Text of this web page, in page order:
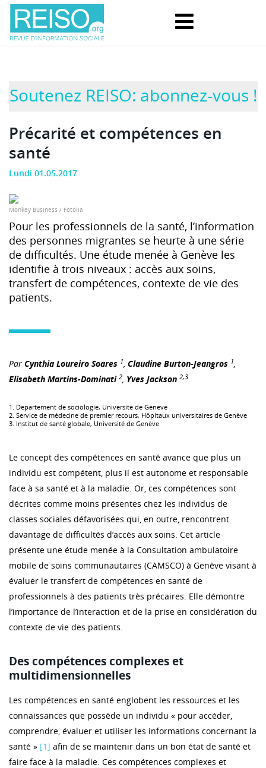
Soutenez REISO: abonnez-vous !
Précarité et compétences en
santé
Lundi 01.05.2017
Monkey Business / Fotolia
Pour les professionnels de la santé, l’information
des personnes migrantes se heurte à une série
de difficultés. Une étude menée à Genève les
identifie à trois niveaux : accès aux soins,
transfert de compétences, contexte de vie des
patients.
Par Cynthia Loureiro Soares 1, Claudine Burton-Jeangros 1,
Elisabeth Martins-Dominati 2, Yves Jackson 2,3
1. Département de sociologie, Université de Genève
2. Service de médecine de premier recours, Hôpitaux universitaires de Genève
3. Institut de santé globale, Université de Genève
Le concept des compétences en santé avance que plus un
individu est compétent, plus il est autonome et responsable
face à sa santé et à la maladie. Or, ces compétences sont
décrites comme moins présentes chez les individus de
classes sociales défavorisées qui, en outre, rencontrent
davantage de difficultés d’accès aux soins. Cet article
présente une étude menée à la Consultation ambulatoire
mobile de soins communautaires (CAMSCO) à Genève visant à
évaluer le transfert de compétences en santé de
professionnels à des patients très précaires. Elle démontre
l’importance de l’interaction et de la prise en considération du
contexte de vie des patients.
Des compétences complexes et
multidimensionnelles
Les compétences en santé englobent les ressources et les
connaissances que possède un individu « pour accéder,
comprendre, évaluer et utiliser les informations concernant la
santé » [1] afin de se maintenir dans un bon état de santé et
faire face à la maladie. Ces compétences complexes et